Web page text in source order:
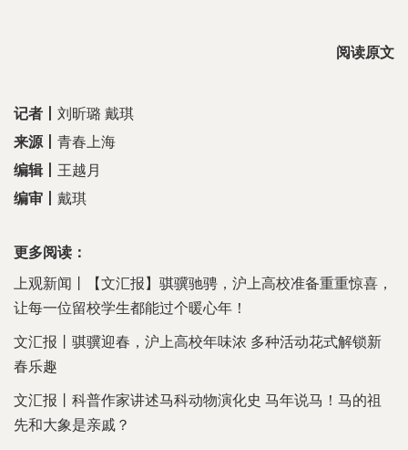
阅读原文
记者
刘昕璐 戴琪
来源
青春上海
编辑丨 王越月
编审丨 戴琪
更多阅读：
上观新闻丨【文汇报】骐骥驰骋，沪上高校准备重重惊喜，
让每一位留校学生都能过个暖心年！
文汇报丨骐骥迎春，沪上高校年味浓 多种活动花式解锁新
春乐趣
文汇报丨科普作家讲述马科动物演化史 马年说马！马的祖
先和大象是亲戚？